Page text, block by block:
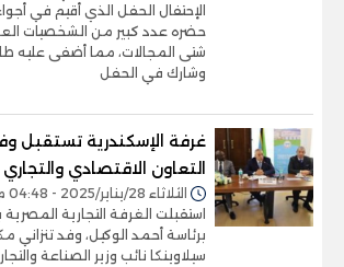
الإحتفال الحفل الذي أقيم في
حضره عدد كبير من الشخصيات
شتى المجالات، مما أضفى عليه
وشارك في الحفل
غرفة الإسكندرية تستقبل
التعاون الاقتصادي والتجاري
الثلاثاء 28/يناير/2025 - 04:48 م
استقبلت الغرفة التجارية المصرية
برئاسة أحمد الوكيل، وفد
سيلاوينكا نائب وزير الصناعة